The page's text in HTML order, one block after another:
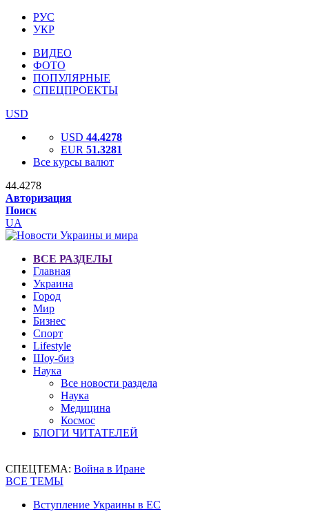
РУС
УКР
ВИДЕО
ФОТО
ПОПУЛЯРНЫЕ
СПЕЦПРОЕКТЫ
USD
USD 44.4278
EUR 51.3281
Все курсы валют
44.4278
Авторизация
Поиск
UA
ВСЕ РАЗДЕЛЫ
Главная
Украина
Город
Мир
Бизнес
Спорт
Lifestyle
Шоу-биз
Наука
Все новости раздела
Наука
Медицина
Космос
БЛОГИ ЧИТАТЕЛЕЙ
СПЕЦТЕМА: Война в Иране
ВСЕ ТЕМЫ
Вступление Украины в ЕС